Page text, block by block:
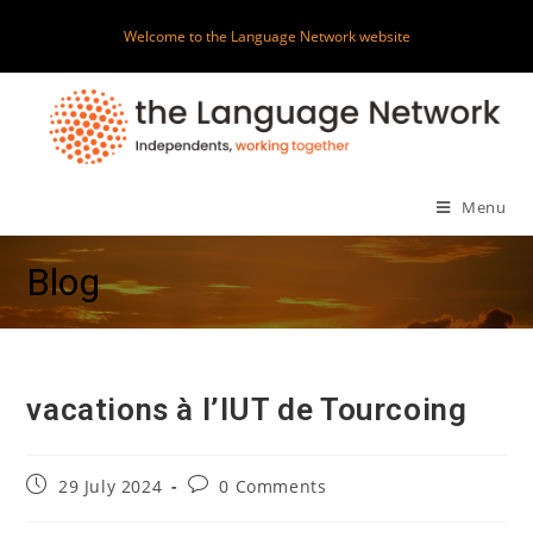
content
Welcome to the Language Network website
Menu
Blog
vacations à l’IUT de Tourcoing
Post29 July 2024
Post0 Comments